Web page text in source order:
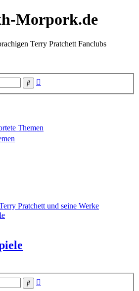
Morpork.de
Terry Pratchett Fanclubs
Suche
Themen
Pratchett und seine Werke
Suche